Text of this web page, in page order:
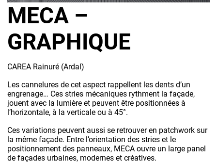
MECA –
GRAPHIQUE
CAREA Rainuré (Ardal)
Les cannelures de cet aspect rappellent les dents d’un
engrenage… Ces stries mécaniques rythment la façade,
jouent avec la lumière et peuvent être positionnées à
l’horizontale, à la verticale ou à 45°.
Ces variations peuvent aussi se retrouver en patchwork sur
la même façade. Entre l’orientation des stries et le
positionnement des panneaux, MECA ouvre un large panel
de façades urbaines, modernes et créatives.